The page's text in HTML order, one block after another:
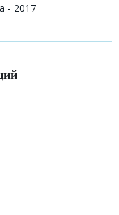
- 2017